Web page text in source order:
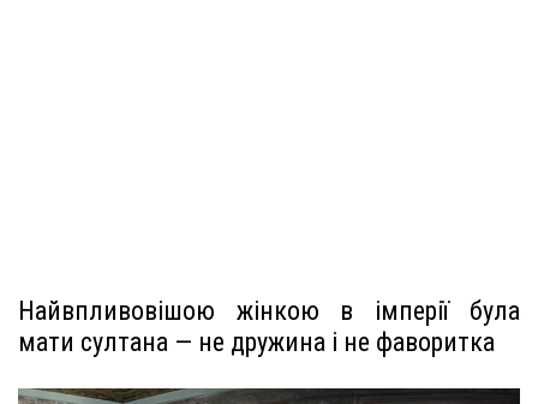
Найвпливовішою жінкою в імперії була
мати султана — не дружина і не фаворитка